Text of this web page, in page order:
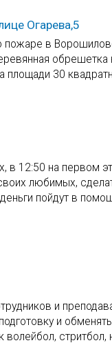
Огарева,5
в
площади 30
12:50 на первом
любимых,
пойдут в
и
и